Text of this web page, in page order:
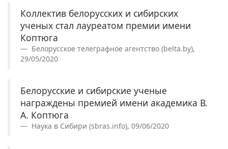
Коллектив белорусских и сибирских
ученых стал лауреатом премии имени
Коптюга
Белорусское телеграфное агентство (belta.by),
29/05/2020
Белорусские и сибирские ученые
награждены премией имени академика В.
А. Коптюга
Наука в Сибири (sbras.info), 09/06/2020